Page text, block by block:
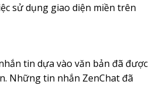
sử dụng giao diện miền trên
tin dựa vào văn bản đã được
Những tin nhắn ZenChat đã